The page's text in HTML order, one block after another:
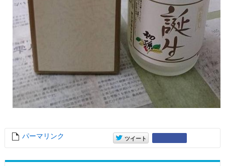
パーマリンク entry10262
ツイート